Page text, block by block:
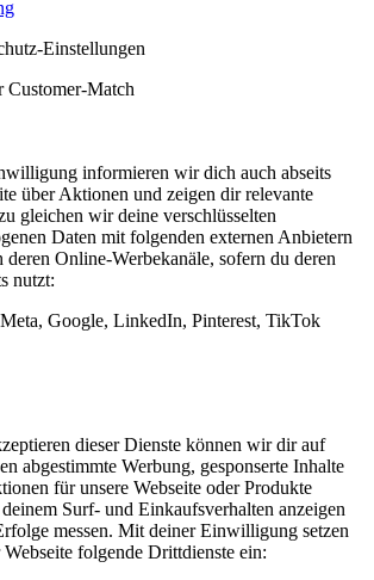
Einstellungen
Customer-Match
informieren wir dich auch abseits
über Aktionen und zeigen dir relevante
gleichen wir deine verschlüsselten
Daten mit folgenden externen Anbietern
deren Online-Werbekanäle, sofern du deren
nutzt:
Google, LinkedIn, Pinterest, TikTok
dieser Dienste können wir dir auf
abgestimmte Werbung, gesponserte Inhalte
für unsere Webseite oder Produkte
Surf- und Einkaufsverhalten anzeigen
messen. Mit deiner Einwilligung setzen
folgende Drittdienste ein: